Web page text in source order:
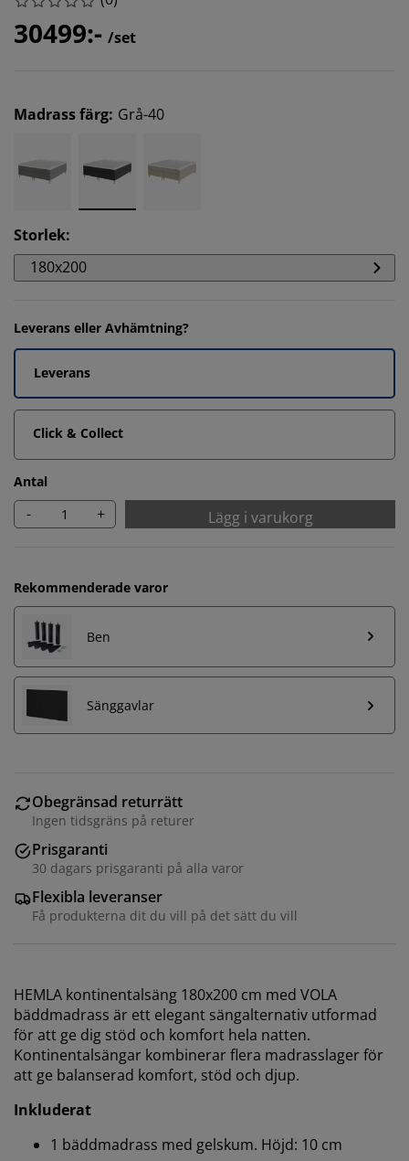
30499:- /set
Madrass färg: Grå-40
Storlek:
180x200
Leverans eller Avhämtning?
Leverans
Click & Collect
Antal
- + Lägg i varukorg
Rekommenderade varor
Ben
Sänggavlar
Obegränsad returrätt
Ingen tidsgräns på returer
Prisgaranti
30 dagars prisgaranti på alla varor
Flexibla leveranser
Få produkterna dit du vill på det sätt du vill
HEMLA kontinentalsäng 180x200 cm med VOLA
bäddmadrass är ett elegant sängalternativ utformad
för att ge dig stöd och komfort hela natten.
Kontinentalsängar kombinerar flera madrasslager för
att ge balanserad komfort, stöd och djup.
Inkluderat
1 bäddmadrass med gelskum. Höjd: 10 cm